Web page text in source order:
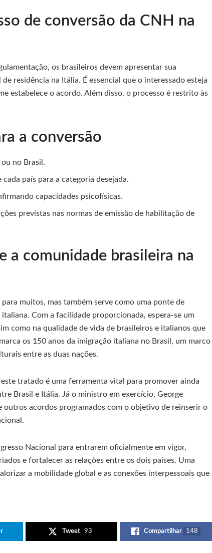
de conversão da CNH na
os brasileiros devem apresentar sua
residência na Itália. É essencial que o interessado esteja
estabelece o acordo. Além disso, o processo é restrito às
a conversão
ou no Brasil.
país para a categoria desejada.
capacidades psicofísicas.
previstas nas normas de emissão de habilitação de
a comunidade brasileira na
muitos, mas também serve como uma ponte de
Com a facilidade proporcionada, espera-se um
como na qualidade de vida de brasileiros e italianos que
os 150 anos da imigração italiana no Brasil, um marco
entre as duas nações.
tratado é uma ferramenta vital para promover ainda
Brasil e Itália. Já o ministro em exercício, George
outros acordos programados com o objetivo de reinserir o
Nacional para entrarem oficialmente em vigor,
e fortalecer as relações entre os dois países. Uma
a mobilidade global e as conexões interpessoais que
Tweet 93 Compartilhar 148